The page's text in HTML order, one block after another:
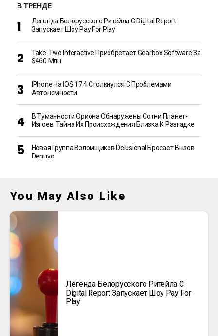
В ТРЕНДЕ
Легенда Белорусского Ритейла C Digital Report
Запускает Шоу Pay For Play
Take-Two Interactive Приобретает Gearbox Software За
$460 Млн
IPhone На IOS 17.4 Столкнулся С Проблемами
Автономности
В Туманности Ориона Обнаружены Сотни Планет-
Изгоев: Тайна Их Происхождения Близка К Разгадке
Новая Группа Взломщиков Delusional Бросает Вызов
Denuvo
You May Also Like
Легенда Белорусского Ритейла C
Digital Report Запускает Шоу Pay For
Play